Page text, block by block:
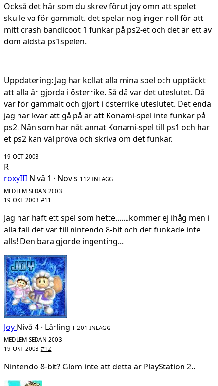
Också det här som du skrev förut joy omn att spelet
skulle va för gammalt. det spelar nog ingen roll för att
mitt crash bandicoot 1 funkar på ps2-et och det är ett av
dom äldsta ps1spelen.
Uppdatering: Jag har kollat alla mina spel och upptäckt
att alla är gjorda i österrike. Så då var det uteslutet. Då
var för gammalt och gjort i österrike uteslutet. Det enda
jag har kvar att gå på är att Konami-spel inte funkar på
ps2. Nån som har nåt annat Konami-spel till ps1 och har
et ps2 kan väl pröva och skriva om det funkar.
19 OCT 2003
R
roxyIII Nivå 1 · Novis 112 INLÄGG
MEDLEM SEDAN 2003
19 OKT 2003 #11
Jag har haft ett spel som hette.......kommer ej ihåg men i
alla fall det var till nintendo 8-bit och det funkade inte
alls! Den bara gjorde ingenting...
Joy Nivå 4 · Lärling 1 201 INLÄGG
MEDLEM SEDAN 2003
19 OKT 2003 #12
Nintendo 8-bit? Glöm inte att detta är PlayStation 2..